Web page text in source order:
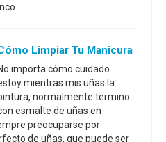
Limpiar Tu Manicura
importa cómo cuidado
mientras mis uñas la
normalmente termino
esmalte de uñas en
preocuparse por
de uñas, que puede ser